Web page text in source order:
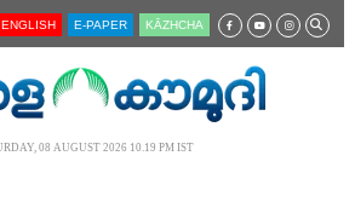
ENGLISH E-PAPER KĀZHCHA
08 AUGUST 2026 10.19 PM IST